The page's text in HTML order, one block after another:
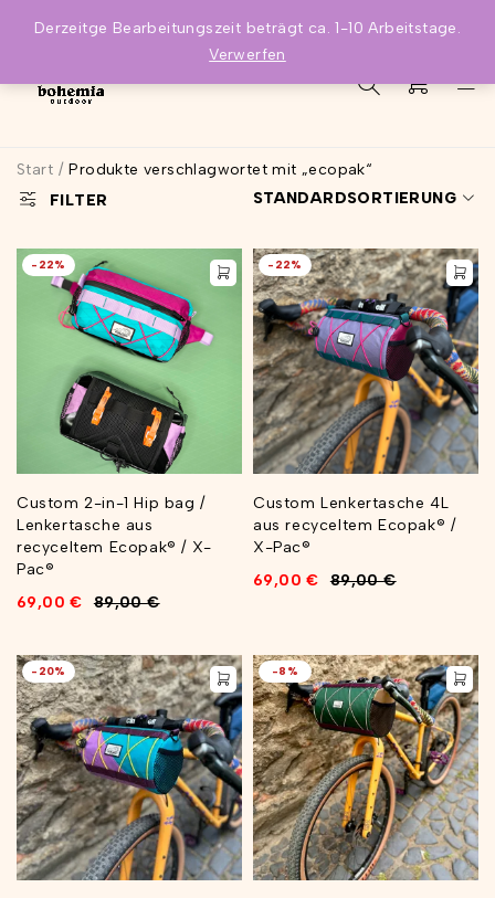
Derzeitge Bearbeitungszeit beträgt ca. 1-10 Arbeitstage.
Verwerfen
Start / Produkte verschlagwortet mit „ecopak“
FILTER
STANDARDSORTIERUNG
-22%
Custom 2-in-1 Hip bag /
Lenkertasche aus
recyceltem Ecopak® / X-
Pac®
89,00€
69,00€
-22%
Custom Lenkertasche 4L
aus recyceltem Ecopak® /
X-Pac®
89,00€
69,00€
-20% -8%